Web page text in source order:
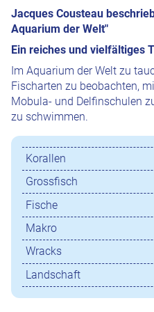
Jacques Cousteau
Aquarium der Welt"
Ein reiches und vielfältiges
Im Aquarium der Welt zu
Fischarten zu beobachten,
Mobula- und Delfinschulen
zu schwimmen.
Korallen
Grossfisch
Fische
Makro
Wracks
Landschaft